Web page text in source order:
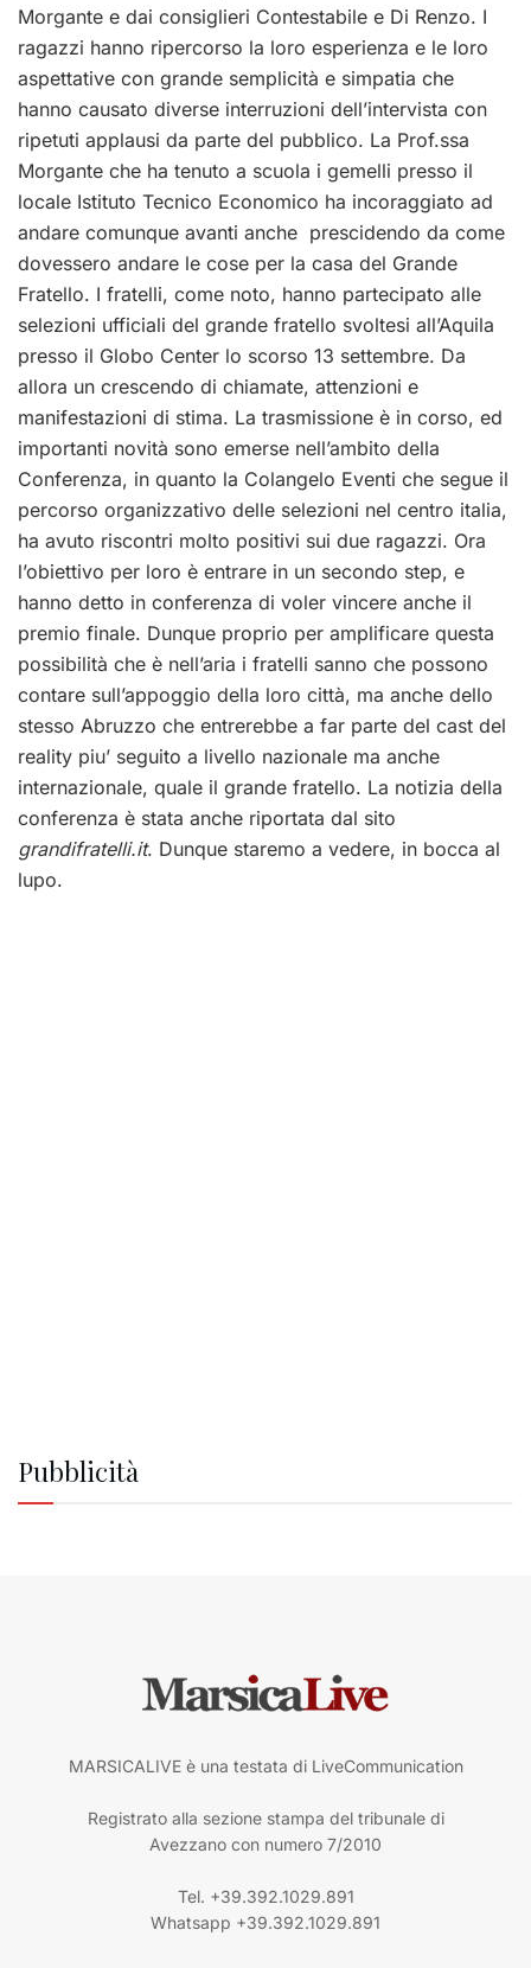
Morgante e dai consiglieri Contestabile e Di Renzo. I
ragazzi hanno ripercorso la loro esperienza e le loro
aspettative con grande semplicità e simpatia che
hanno causato diverse interruzioni dell’intervista con
ripetuti applausi da parte del pubblico. La Prof.ssa
Morgante che ha tenuto a scuola i gemelli presso il
locale Istituto Tecnico Economico ha incoraggiato ad
andare comunque avanti anche prescidendo da come
dovessero andare le cose per la casa del Grande
Fratello. I fratelli, come noto, hanno partecipato alle
selezioni ufficiali del grande fratello svoltesi all’Aquila
presso il Globo Center lo scorso 13 settembre. Da
allora un crescendo di chiamate, attenzioni e
manifestazioni di stima. La trasmissione è in corso, ed
importanti novità sono emerse nell’ambito della
Conferenza, in quanto la Colangelo Eventi che segue il
percorso organizzativo delle selezioni nel centro italia,
ha avuto riscontri molto positivi sui due ragazzi. Ora
l’obiettivo per loro è entrare in un secondo step, e
hanno detto in conferenza di voler vincere anche il
premio finale. Dunque proprio per amplificare questa
possibilità che è nell’aria i fratelli sanno che possono
contare sull’appoggio della loro città, ma anche dello
stesso Abruzzo che entrerebbe a far parte del cast del
reality piu’ seguito a livello nazionale ma anche
internazionale, quale il grande fratello. La notizia della
conferenza è stata anche riportata dal sito
grandifratelli.it. Dunque staremo a vedere, in bocca al
lupo.
Pubblicità
MARSICALIVE è una testata di LiveCommunication
Registrato alla sezione stampa del tribunale di
Avezzano con numero 7/2010
Tel. +39.392.1029.891
Whatsapp +39.392.1029.891